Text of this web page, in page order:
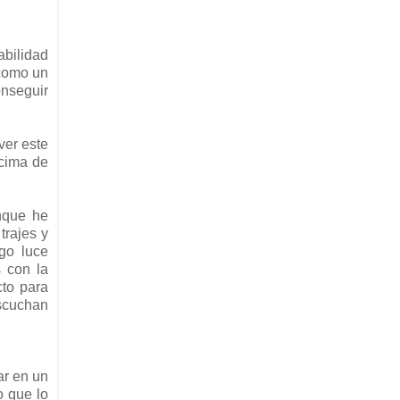
un
este
de
he
y
luce
con la
para
en un
que lo